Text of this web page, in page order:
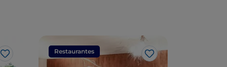
Gosto
Restaurantes
Gosto